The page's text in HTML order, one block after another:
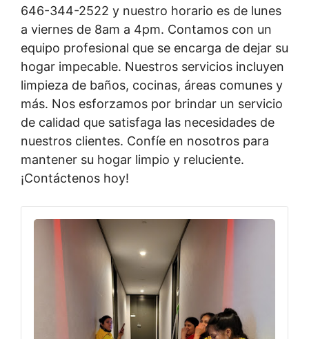
646-344-2522 y nuestro horario es de lunes
a viernes de 8am a 4pm. Contamos con un
equipo profesional que se encarga de dejar su
hogar impecable. Nuestros servicios incluyen
limpieza de baños, cocinas, áreas comunes y
más. Nos esforzamos por brindar un servicio
de calidad que satisfaga las necesidades de
nuestros clientes. Confíe en nosotros para
mantener su hogar limpio y reluciente.
¡Contáctenos hoy!